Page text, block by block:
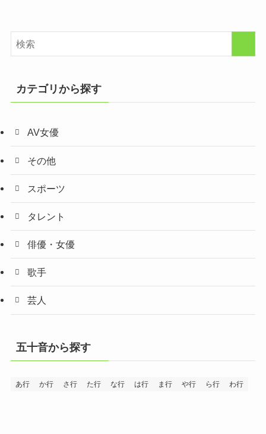
カテゴリから探す
AV女優
その他
スポーツ
タレント
俳優・女優
歌手
芸人
五十音から探す
あ行 か行 さ行 た行 な行 は行 ま行 や行 ら行 わ行